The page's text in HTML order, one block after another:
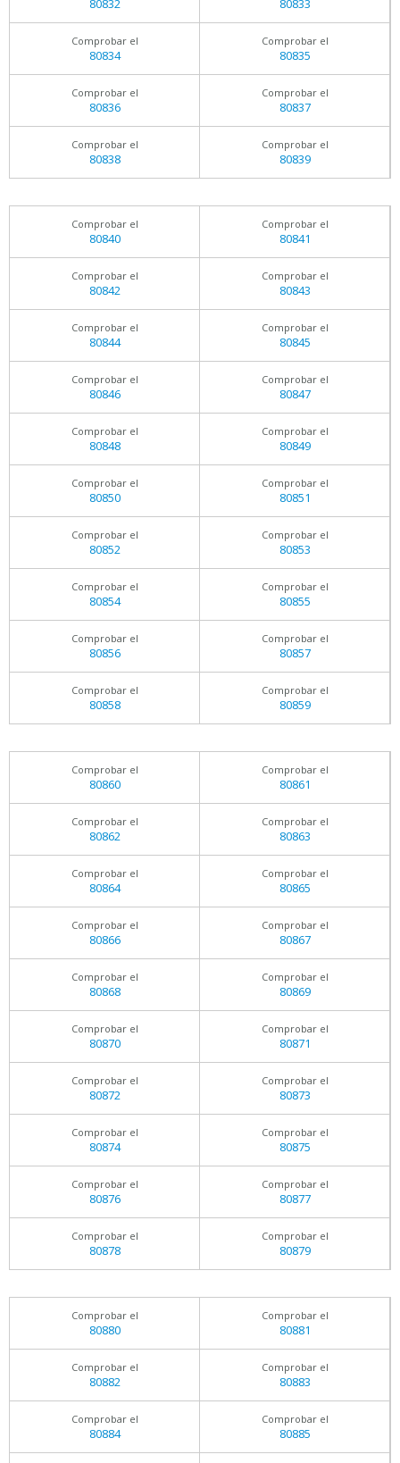
80832 80833
Comprobar el
80834
Comprobar el
80835
Comprobar el
80836
Comprobar el
80837
Comprobar el
80838
Comprobar el
80839
Comprobar el
80840
Comprobar el
80841
Comprobar el
80842
Comprobar el
80843
Comprobar el
80844
Comprobar el
80845
Comprobar el
80846
Comprobar el
80847
Comprobar el
80848
Comprobar el
80849
Comprobar el
80850
Comprobar el
80851
Comprobar el
80852
Comprobar el
80853
Comprobar el
80854
Comprobar el
80855
Comprobar el
80856
Comprobar el
80857
Comprobar el
80858
Comprobar el
80859
Comprobar el
80860
Comprobar el
80861
Comprobar el
80862
Comprobar el
80863
Comprobar el
80864
Comprobar el
80865
Comprobar el
80866
Comprobar el
80867
Comprobar el
80868
Comprobar el
80869
Comprobar el
80870
Comprobar el
80871
Comprobar el
80872
Comprobar el
80873
Comprobar el
80874
Comprobar el
80875
Comprobar el
80876
Comprobar el
80877
Comprobar el
80878
Comprobar el
80879
Comprobar el
80880
Comprobar el
80881
Comprobar el
80882
Comprobar el
80883
Comprobar el
80884
Comprobar el
80885